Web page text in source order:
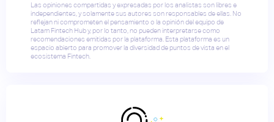
Las opiniones compartidas y expresadas por los analistas son libres e
independientes, y solamente sus autores son responsables de ellas. No
reflejan ni comprometen el pensamiento o la opinión del equipo de
Latam Fintech Hub y, por lo tanto, no pueden interpretarse como
recomendaciones emitidas por la plataforma. Esta plataforma es un
espacio abierto para promover la diversidad de puntos de vista en el
ecosistema Fintech.